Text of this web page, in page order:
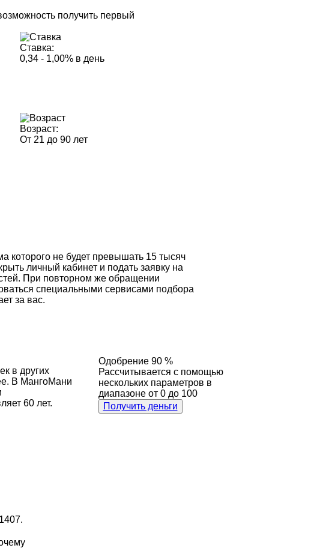
получить первый
Ставка:
0,34 - 1,00% в день
Возраст:
От 21 до 90 лет
не будет превышать 15 тысяч
личный кабинет и подать заявку на
При повторном же обращении
специальными сервисами подбора
за вас.
в других
В МангоМани
60 лет.
Одобрение 90 %
Рассчитывается с помощью
нескольких параметров в
диапазоне от 0 до 100
Получить деньги